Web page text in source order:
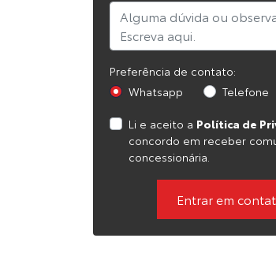
Preferência de contato:
Whatsapp
Telefone
Li e aceito a Política de
concordo em receber
concessionária.
Entrar em